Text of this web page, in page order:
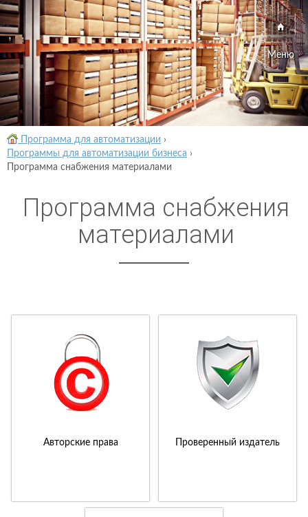
Меню
Программа для автоматизации ›
Программы для автоматизации бизнеса ›
Программа снабжения материалами
Программа снабжения
материалами
Авторские права Проверенный издатель